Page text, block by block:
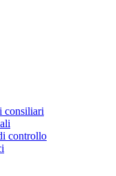
consiliari
controllo